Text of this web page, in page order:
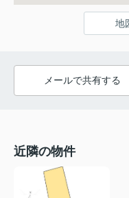
地
メールで共有する
近隣の物件